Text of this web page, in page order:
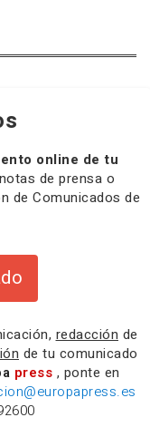
online de tu
de prensa o
de Comunicados de
redacción de
de tu comunicado
press , ponte en